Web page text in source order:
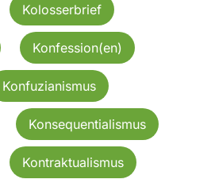
Kolosserbrief
Konfession(en)
Konfuzianismus
Konsequentialismus
Kontraktualismus